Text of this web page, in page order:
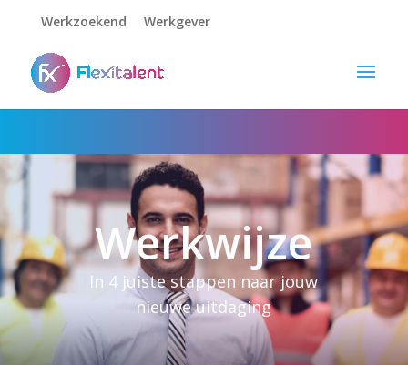
Werkzoekend Werkgever
Werkwijze
In 4 juiste stappen naar jouw
nieuwe uitdaging